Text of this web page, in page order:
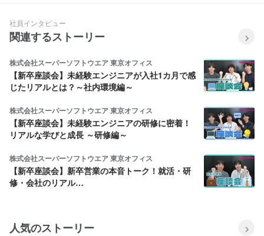
社員インタビュー
関連するストーリー
株式会社スーパーソフトウエア 東京オフィス
【新卒座談会】未経験エンジニアが入社1カ月で感
じたリアルとは？～社内環境編～
株式会社スーパーソフトウエア 東京オフィス
【新卒座談会】未経験エンジニアの研修に密着！
リアルな学びと成長 ～研修編～
株式会社スーパーソフトウエア 東京オフィス
【新卒座談会】新卒営業の本音トーク！就活・研
修・会社のリアル…
人気のストーリー